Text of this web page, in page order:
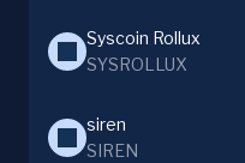
Syscoin Rollux
SYSROLLUX
siren
SIREN